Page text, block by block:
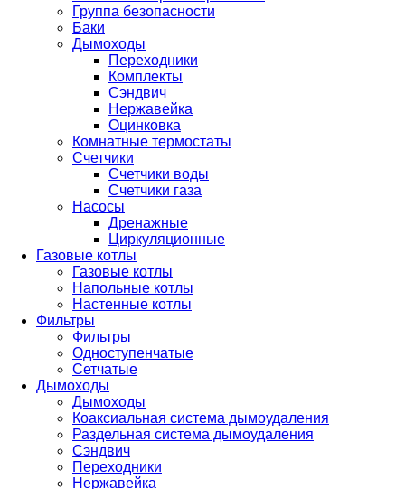
Группа безопасности
Баки
Дымоходы
Переходники
Комплекты
Сэндвич
Нержавейка
Оцинковка
Комнатные термостаты
Счетчики
Счетчики воды
Счетчики газа
Насосы
Дренажные
Циркуляционные
Газовые котлы
Газовые котлы
Напольные котлы
Настенные котлы
Фильтры
Фильтры
Одноступенчатые
Сетчатые
Дымоходы
Дымоходы
Коаксиальная система дымоудаления
Раздельная система дымоудаления
Сэндвич
Переходники
Нержавейка